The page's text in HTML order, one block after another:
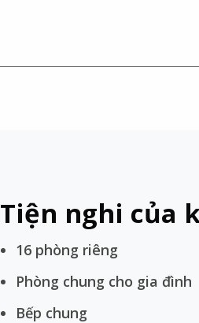
Tiện nghi của
16 phòng riêng
Phòng chung cho gia đình
Bếp chung